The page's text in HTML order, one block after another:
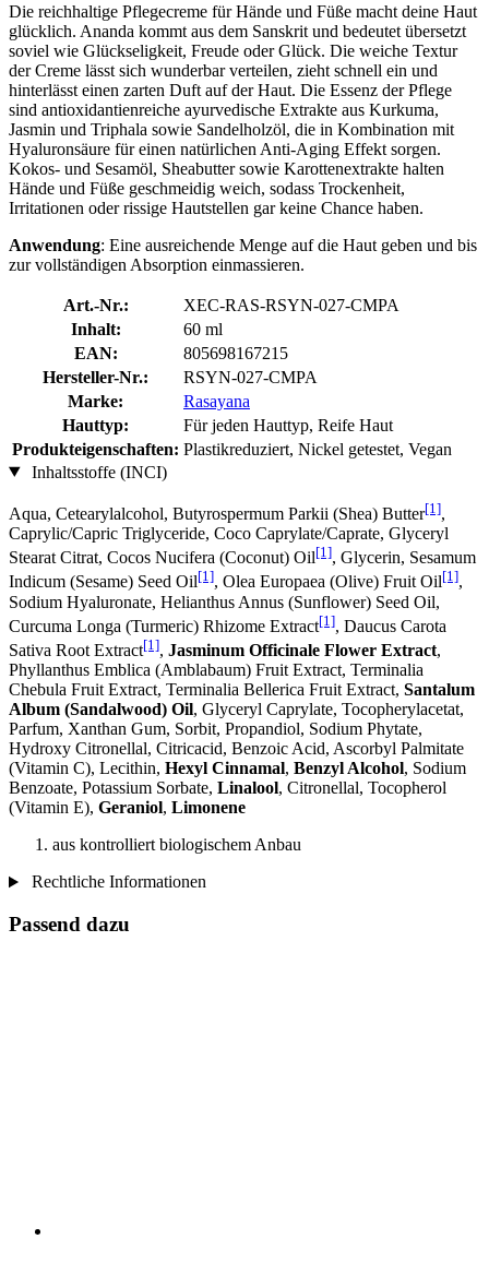
Die reichhaltige Pflegecreme für Hände und Füße macht deine Haut
glücklich. Ananda kommt aus dem Sanskrit und bedeutet übersetzt
soviel wie Glückseligkeit, Freude oder Glück. Die weiche Textur
der Creme lässt sich wunderbar verteilen, zieht schnell ein und
hinterlässt einen zarten Duft auf der Haut. Die Essenz der Pflege
sind antioxidantienreiche ayurvedische Extrakte aus Kurkuma,
Jasmin und Triphala sowie Sandelholzöl, die in Kombination mit
Hyaluronsäure für einen natürlichen Anti-Aging Effekt sorgen.
Kokos- und Sesamöl, Sheabutter sowie Karottenextrakte halten
Hände und Füße geschmeidig weich, sodass Trockenheit,
Irritationen oder rissige Hautstellen gar keine Chance haben.
Anwendung: Eine ausreichende Menge auf die Haut geben und bis
zur vollständigen Absorption einmassieren.
Art.-Nr.:
XEC-RAS-RSYN-027-CMPA
Inhalt:
60 ml
EAN:
805698167215
Hersteller-Nr.:
RSYN-027-CMPA
Marke:
Rasayana
Hauttyp:
Für jeden Hauttyp, Reife Haut
Produkteigenschaften: Plastikreduziert, Nickel getestet, Vegan
Inhaltsstoffe (INCI)
Aqua, Cetearylalcohol, Butyrospermum Parkii (Shea) Butter[1],
Caprylic/Capric Triglyceride, Coco Caprylate/Caprate, Glyceryl
Stearat Citrat, Cocos Nucifera (Coconut) Oil[1], Glycerin, Sesamum
Indicum (Sesame) Seed Oil[1], Olea Europaea (Olive) Fruit Oil[1],
Sodium Hyaluronate, Helianthus Annus (Sunflower) Seed Oil,
Curcuma Longa (Turmeric) Rhizome Extract[1], Daucus Carota
Sativa Root Extract[1], Jasminum Officinale Flower Extract,
Phyllanthus Emblica (Amblabaum) Fruit Extract, Terminalia
Chebula Fruit Extract, Terminalia Bellerica Fruit Extract, Santalum
Album (Sandalwood) Oil, Glyceryl Caprylate, Tocopherylacetat,
Parfum, Xanthan Gum, Sorbit, Propandiol, Sodium Phytate,
Hydroxy Citronellal, Citricacid, Benzoic Acid, Ascorbyl Palmitate
(Vitamin C), Lecithin, Hexyl Cinnamal, Benzyl Alcohol, Sodium
Benzoate, Potassium Sorbate, Linalool, Citronellal, Tocopherol
(Vitamin E), Geraniol, Limonene
aus kontrolliert biologischem Anbau
Rechtliche Informationen
Passend dazu